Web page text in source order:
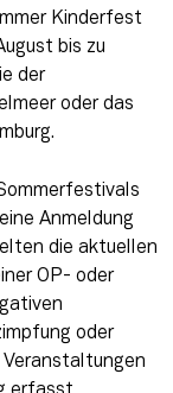
Kinderfest
bis zu
der
oder das
Anmeldung
die aktuellen
OP- oder
oder
Veranstaltungen